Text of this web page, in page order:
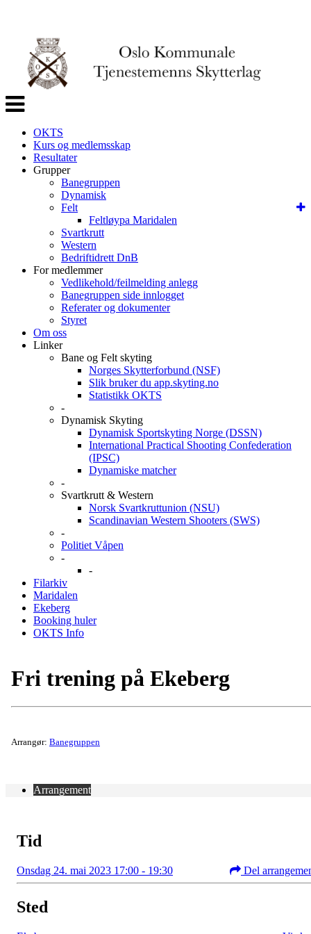
Veksle
navigasjon
OKTS
Kurs og medlemsskap
Resultater
Grupper
Banegruppen
Dynamisk
Felt
Feltløypa Maridalen
Svartkrutt
Western
Bedriftidrett DnB
For medlemmer
Vedlikehold/feilmelding anlegg
Banegruppen side innlogget
Referater og dokumenter
Styret
Om oss
Linker
Bane og Felt skyting
Norges Skytterforbund (NSF)
Slik bruker du app.skyting.no
Statistikk OKTS
-
Dynamisk Skyting
Dynamisk Sportskyting Norge (DSSN)
International Practical Shooting Confederation
(IPSC)
Dynamiske matcher
-
Svartkrutt & Western
Norsk Svartkruttunion (NSU)
Scandinavian Western Shooters (SWS)
-
Politiet Våpen
-
-
Filarkiv
Maridalen
Ekeberg
Booking huler
OKTS Info
Fri trening på Ekeberg
Arrangør: Banegruppen
Arrangement
Tid
Onsdag 24. mai 2023 17:00 - 19:30 Del
Sted